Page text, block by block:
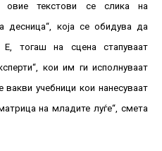
овие текстови се слика на
десница“, која се обидува да
Е, тогаш на сцена стапуваат
кои им ги исполнуваат
учебници кои нанесуваат
на младите луѓе“, смета